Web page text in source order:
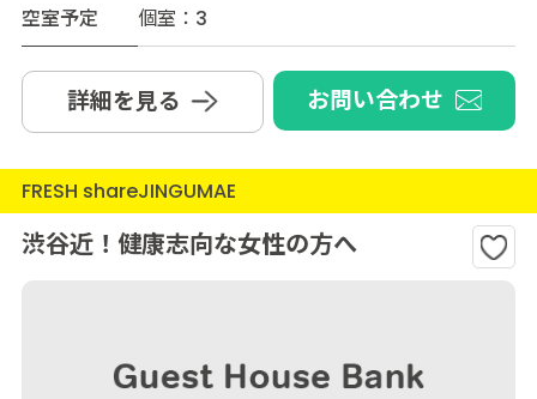
空室予定
個室：3
詳細を見る お問い合わせ
FRESH shareJINGUMAE
渋谷近！健康志向な女性の方へ